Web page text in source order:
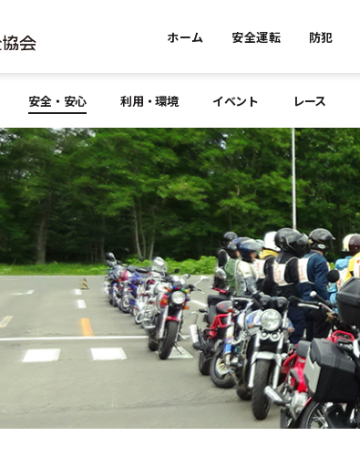
ホーム 安全運転 防犯
安全・安心 利用・環境 イベント レース